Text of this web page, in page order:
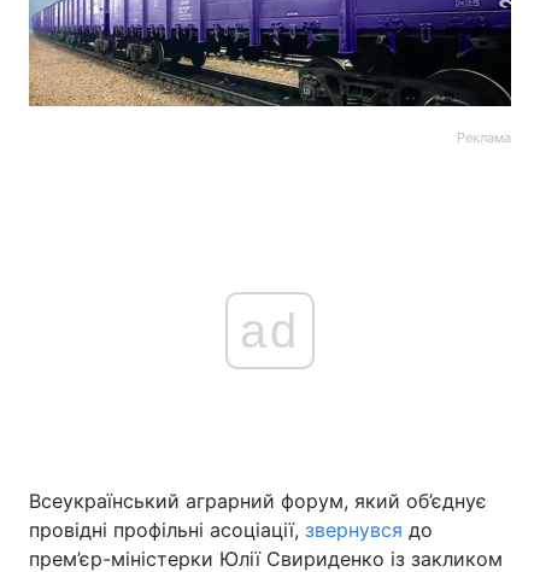
Реклама
ad
Всеукраїнський аграрний форум, який об’єднує
провідні профільні асоціації, звернувся до
прем’єр-міністерки Юлії Свириденко із закликом